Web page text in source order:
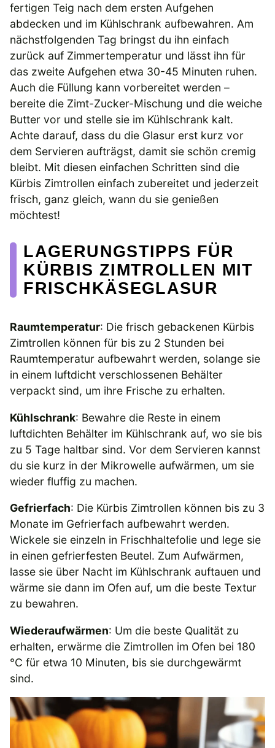
fertigen Teig nach dem ersten Aufgehen
abdecken und im Kühlschrank aufbewahren. Am
nächstfolgenden Tag bringst du ihn einfach
zurück auf Zimmertemperatur und lässt ihn für
das zweite Aufgehen etwa 30-45 Minuten ruhen.
Auch die Füllung kann vorbereitet werden –
bereite die Zimt-Zucker-Mischung und die weiche
Butter vor und stelle sie im Kühlschrank kalt.
Achte darauf, dass du die Glasur erst kurz vor
dem Servieren aufträgst, damit sie schön cremig
bleibt. Mit diesen einfachen Schritten sind die
Kürbis Zimtrollen einfach zubereitet und jederzeit
frisch, ganz gleich, wann du sie genießen
möchtest!
LAGERUNGSTIPPS FÜR
KÜRBIS ZIMTROLLEN MIT
FRISCHKÄSEGLASUR
Raumtemperatur: Die frisch gebackenen Kürbis
Zimtrollen können für bis zu 2 Stunden bei
Raumtemperatur aufbewahrt werden, solange sie
in einem luftdicht verschlossenen Behälter
verpackt sind, um ihre Frische zu erhalten.
Kühlschrank: Bewahre die Reste in einem
luftdichten Behälter im Kühlschrank auf, wo sie bis
zu 5 Tage haltbar sind. Vor dem Servieren kannst
du sie kurz in der Mikrowelle aufwärmen, um sie
wieder fluffig zu machen.
Gefrierfach: Die Kürbis Zimtrollen können bis zu 3
Monate im Gefrierfach aufbewahrt werden.
Wickele sie einzeln in Frischhaltefolie und lege sie
in einen gefrierfesten Beutel. Zum Aufwärmen,
lasse sie über Nacht im Kühlschrank auftauen und
wärme sie dann im Ofen auf, um die beste Textur
zu bewahren.
Wiederaufwärmen: Um die beste Qualität zu
erhalten, erwärme die Zimtrollen im Ofen bei 180
°C für etwa 10 Minuten, bis sie durchgewärmt
sind.